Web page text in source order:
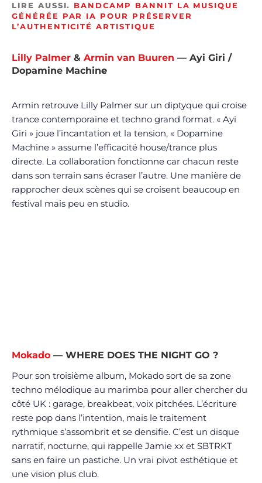
LIRE AUSSI. BANDCAMP BANNIT LA MUSIQUE
GÉNÉRÉE PAR IA POUR PRÉSERVER
L’AUTHENTICITÉ ARTISTIQUE
Lilly Palmer & Armin van Buuren — Ayi Giri /
Dopamine Machine
Armin retrouve Lilly Palmer sur un diptyque qui croise
trance contemporaine et techno grand format. « Ayi
Giri » joue l’incantation et la tension, « Dopamine
Machine » assume l’efficacité house/trance plus
directe. La collaboration fonctionne car chacun reste
dans son terrain sans écraser l’autre. Une manière de
rapprocher deux scènes qui se croisent beaucoup en
festival mais peu en studio.
Mokado — WHERE DOES THE NIGHT GO ?
Pour son troisième album, Mokado sort de sa zone
techno mélodique au marimba pour aller chercher du
côté UK : garage, breakbeat, voix pitchées. L’écriture
reste pop dans l’intention, mais le traitement
rythmique s’assombrit et se densifie. C’est un disque
narratif, nocturne, qui rappelle Jamie xx et SBTRKT
sans en faire un pastiche. Un vrai pivot esthétique et
une vision plus club.